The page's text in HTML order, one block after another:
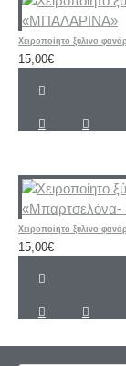
15,00€
15,00€